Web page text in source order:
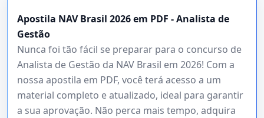
Apostila NAV Brasil 2026 em PDF - Analista de
Gestão
Nunca foi tão fácil se preparar para o concurso de
Analista de Gestão da NAV Brasil em 2026! Com a
nossa apostila em PDF, você terá acesso a um
material completo e atualizado, ideal para garantir
a sua aprovação. Não perca mais tempo, adquira